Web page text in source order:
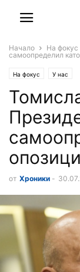
Начало На фокус
самоопределил
На фокус У нас
от Хроники -